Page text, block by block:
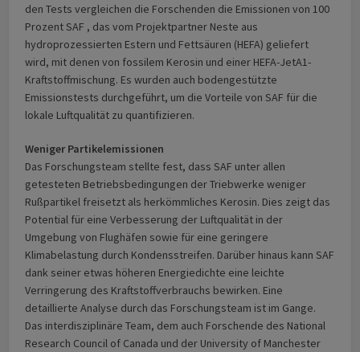
den Tests vergleichen die Forschenden die Emissionen von 100
Prozent SAF , das vom Projektpartner Neste aus
hydroprozessierten Estern und Fettsäuren (HEFA) geliefert
wird, mit denen von fossilem Kerosin und einer HEFA-JetA1-
Kraftstoffmischung. Es wurden auch bodengestützte
Emissionstests durchgeführt, um die Vorteile von SAF für die
lokale Luftqualität zu quantifizieren.
Weniger Partikelemissionen
Das Forschungsteam stellte fest, dass SAF unter allen
getesteten Betriebsbedingungen der Triebwerke weniger
Rußpartikel freisetzt als herkömmliches Kerosin. Dies zeigt das
Potential für eine Verbesserung der Luftqualität in der
Umgebung von Flughäfen sowie für eine geringere
Klimabelastung durch Kondensstreifen. Darüber hinaus kann SAF
dank seiner etwas höheren Energiedichte eine leichte
Verringerung des Kraftstoffverbrauchs bewirken. Eine
detaillierte Analyse durch das Forschungsteam ist im Gange.
Das interdisziplinäre Team, dem auch Forschende des National
Research Council of Canada und der University of Manchester